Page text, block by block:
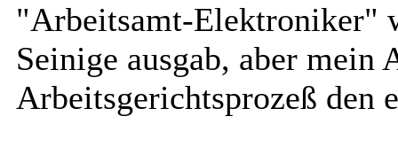
"Arbeitsamt-Elektroniker"
Seinige ausgab, aber
Arbeitsgerichtsprozeß den